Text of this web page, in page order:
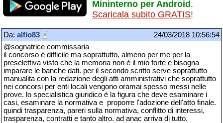
Mininterno per Android.
Scaricala subito GRATIS!
Da: alfio83
24/03/2018 10:56:54
@sognatrice commissaria
il concorso è difficile ma soprattutto, almeno per me per la
preselettiva visto che la memoria non è il mio forte e bisogna
imparare le banche dati. per il secondo scritto serve soprattutto
manualita con la redazione degli atti amministrativi che soprattutto
nei concorsi per enti locali vengono oramai spesso messi nelle
prove. lo specialistica giuridico è la figura che deve esaminare i
casi, esaminare la normativa e proporre l'adozione dell'atto finale.
quindi trasparenza, pareri sulla normativa, conflitto di interessi,
trasparenza, contratti e tanto altro. ad anac arriva di tutto.